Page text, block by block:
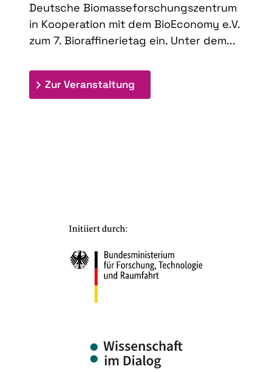
Deutsche Biomasseforschungszentrum
in Kooperation mit dem BioEconomy e.V.
zum 7. Bioraffinerietag ein. Unter dem...
Zur Veranstaltung